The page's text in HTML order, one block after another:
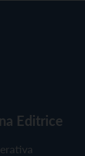
Editrice